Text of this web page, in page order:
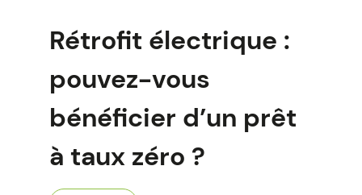
Rétrofit électrique :
pouvez-vous
bénéficier d’un prêt
à taux zéro ?